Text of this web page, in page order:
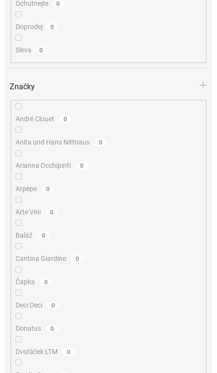
Ochutnejte 0
Doprodej 0
Sleva 0
Značky
André Clouet 0
Anita und Hans Nittnaus 0
Arianna Occhipinti 0
Arpepe 0
Arte Vini 0
Baláž 0
Cantina Giardino 0
Čapka 0
Deci Deci 0
Donatus 0
Dvořáček LTM 0